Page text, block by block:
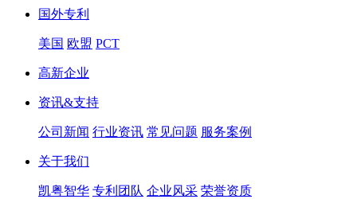
国外专利
美国 欧盟 PCT
高新企业
资讯&支持
公司新闻 行业资讯 常见问题 服务案例
关于我们
凯粤智华 专利团队 企业风采 荣誉资质